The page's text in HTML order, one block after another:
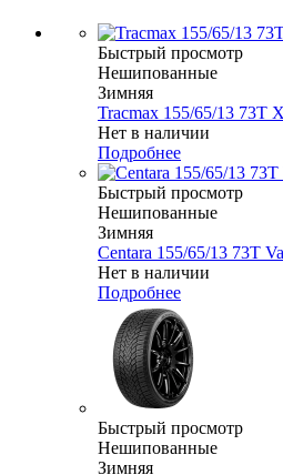
Быстрый просмотр
Нешипованные
Зимняя
Tracmax 155/65/13 73T
Нет в наличии
Подробнее
Быстрый просмотр
Нешипованные
Зимняя
Centara 155/65/13 73T
Нет в наличии
Подробнее
Быстрый просмотр
Нешипованные
Зимняя